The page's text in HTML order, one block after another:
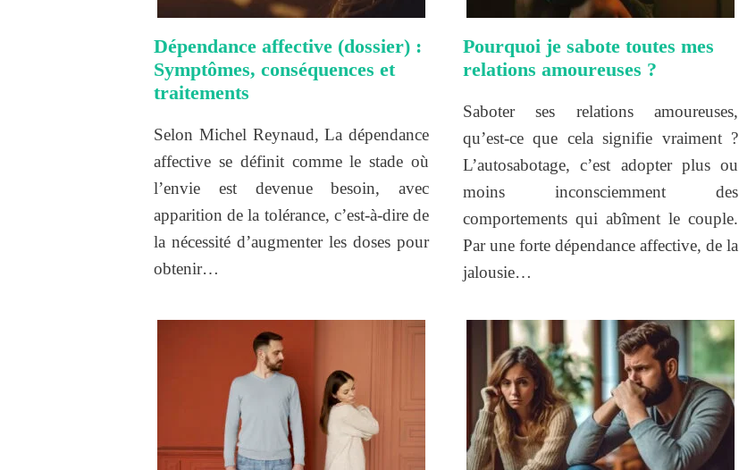
Dépendance affective (dossier) :
Symptômes, conséquences et
traitements
Selon Michel Reynaud, La dépendance
affective se définit comme le stade où
l’envie est devenue besoin, avec
apparition de la tolérance, c’est-à-dire de
la nécessité d’augmenter les doses pour
obtenir…
Pourquoi je sabote toutes mes
relations amoureuses ?
Saboter ses relations amoureuses,
qu’est-ce que cela signifie vraiment ?
L’autosabotage, c’est adopter plus ou
moins inconsciemment des
comportements qui abîment le couple.
Par une forte dépendance affective, de la
jalousie…